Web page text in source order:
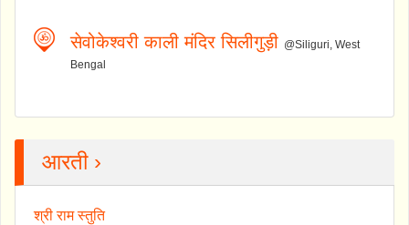
सेवोकेश्वरी काली मंदिर सिलीगुड़ी @Siliguri, West
Bengal
आरती ›
श्री राम स्तुति